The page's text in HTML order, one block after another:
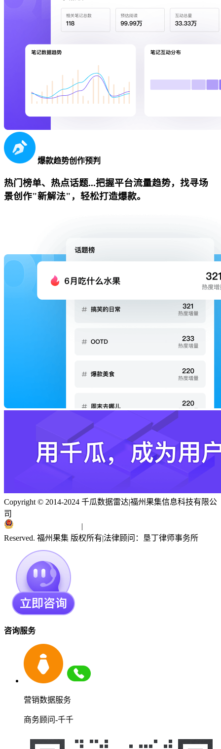
爆款趋势创作预判
热门榜单、热点话题...把握平台流量趋势，找寻场
景创作"新解法"，轻松打造爆款。
Copyright © 2014-2024 千瓜数据雷达|福州果集信息科技有限公
司
|
Reserved. 福州果集 版权所有|法律顾问：垦丁律师事务所
咨询服务
营销数据服务
商务顾问-千千